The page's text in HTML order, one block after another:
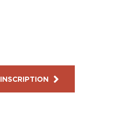
INSCRIPTION